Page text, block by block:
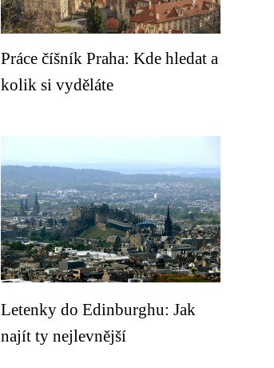
Práce číšník Praha: Kde hledat a
kolik si vyděláte
Letenky do Edinburghu: Jak
najít ty nejlevnější